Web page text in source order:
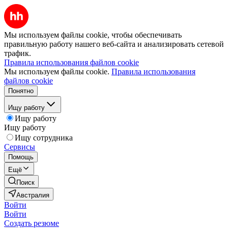
Мы используем файлы cookie, чтобы обеспечивать
правильную работу нашего веб-сайта и анализировать сетевой
трафик.
Правила использования файлов cookie
Мы используем файлы cookie. Правила использования
файлов cookie
Понятно
Ищу работу
Ищу работу
Ищу работу
Ищу сотрудника
Сервисы
Помощь
Ещё
Поиск
Австралия
Войти
Войти
Создать резюме